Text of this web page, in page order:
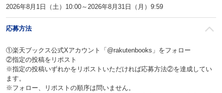
2026年8月1日（土）10:00～2026年8月31日（月）9:59
応募方法
①楽天ブックス公式Xアカウント「@rakutenbooks」をフォロー
②指定の投稿をリポスト
※指定の投稿いずれかをリポストいただければ応募方法②を達成してい
ます。
※フォロー、リポストの順序は問いません。